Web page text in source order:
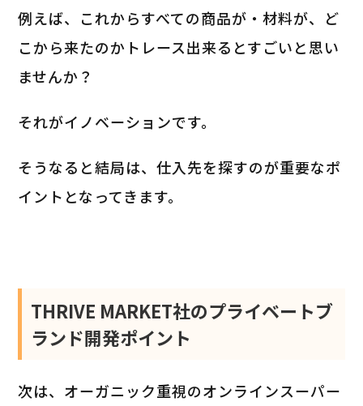
例えば、これからすべての商品が・材料が、ど
こから来たのかトレース出来るとすごいと思い
ませんか？
それがイノベーションです。
そうなると結局は、仕入先を探すのが重要なポ
イントとなってきます。
THRIVE MARKET社のプライベートブ
ランド開発ポイント
次は、オーガニック重視のオンラインスーパー